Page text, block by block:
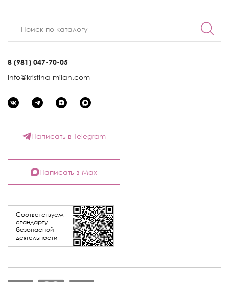
8 (981) 047-70-05
info@kristina-milan.com
Соответствуем
стандарту
безопасной
деятельности
Написать в Telegram
Написать в Max